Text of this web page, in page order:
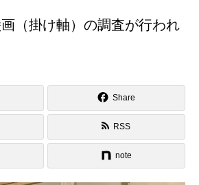
（掛け軸）の調査が行われ
Share
RSS
note